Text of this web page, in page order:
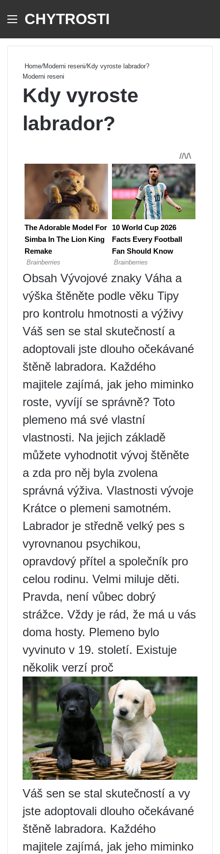
Menu
CHYTROSTI
Home/Moderni reseni/Kdy vyroste labrador?
Moderni reseni
Kdy vyroste
labrador?
Obsah Vývojové znaky Váha a
výška štěněte podle věku Tipy
pro kontrolu hmotnosti a výživy
Váš sen se stal skutečností a
adoptovali jste dlouho očekávané
štěně labradora. Každého
majitele zajímá, jak jeho miminko
roste, vyvíjí se správně? Toto
plemeno má své vlastní
vlastnosti. Na jejich základě
můžete vyhodnotit vývoj štěněte
a zda pro něj byla zvolena
správná výživa. Vlastnosti vývoje
Krátce o plemeni samotném.
Labrador je středně velký pes s
vyrovnanou psychikou,
opravdový přítel a společník pro
celou rodinu. Velmi miluje děti.
Pravda, není vůbec dobrý
strážce. Vždy je rád, že má u vás
doma hosty. Plemeno bylo
vyvinuto v 19. století. Existuje
několik verzí proč
Váš sen se stal skutečností a vy
jste adoptovali dlouho očekávané
štěně labradora. Každého
majitele zajímá, jak jeho miminko